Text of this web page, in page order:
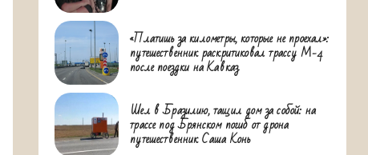
«Платишь за километры, которые не проехал»:
путешественник раскритиковал трассу М-4
после поездки на Кавказ
Шел в Бразилию, тащил дом за собой: на
трассе под Брянском погиб от дрона
путешественник Саша Конь